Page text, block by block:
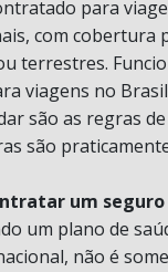
para
com cobertura
terrestres.
viagens no
são as regras
são
um
um plano de
não é